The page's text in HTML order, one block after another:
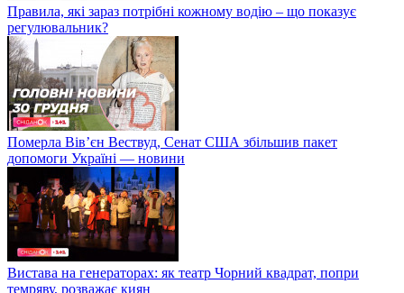
Правила, які зараз потрібні кожному водію – що показує
регулювальник?
Померла Вівʼєн Вествуд, Сенат США збільшив пакет
допомоги Україні — новини
Вистава на генераторах: як театр Чорний квадрат, попри
темряву, розважає киян